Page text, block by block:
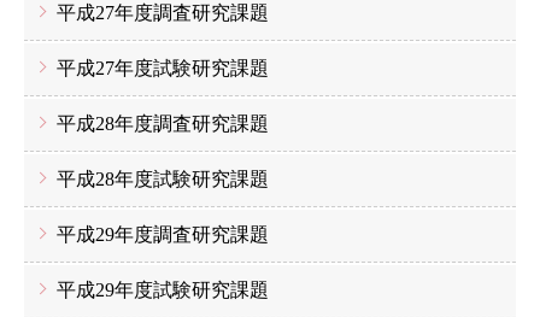
平成27年度調査研究課題
平成27年度試験研究課題
平成28年度調査研究課題
平成28年度試験研究課題
平成29年度調査研究課題
平成29年度試験研究課題